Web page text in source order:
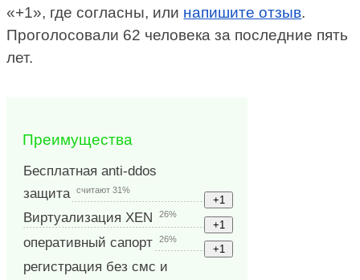
«+1», где согласны, или напишите отзыв.
Проголосовали 62 человека за последние пять
лет.
Преимущества
Бесплатная anti-ddos
защита
считают 31%
Виртуализация XEN 26%
оперативный сапорт 26%
регистрация без смс и